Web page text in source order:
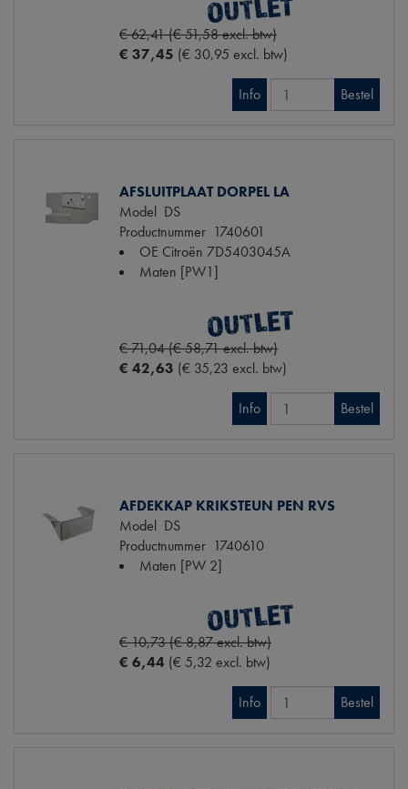
€ 62,41 (€ 51,58 excl. btw)
€ 37,45 (€ 30,95 excl. btw)
Info Bestel
AFSLUITPLAAT DORPEL LA
Model DS
Productnummer 1740601
OE Citroën 7D5403045A
Maten [PW1]
€ 71,04 (€ 58,71 excl. btw)
€ 42,63 (€ 35,23 excl. btw)
Info Bestel
AFDEKKAP KRIKSTEUN PEN RVS
Model DS
Productnummer 1740610
Maten [PW 2]
€ 10,73 (€ 8,87 excl. btw)
€ 6,44 (€ 5,32 excl. btw)
Info Bestel